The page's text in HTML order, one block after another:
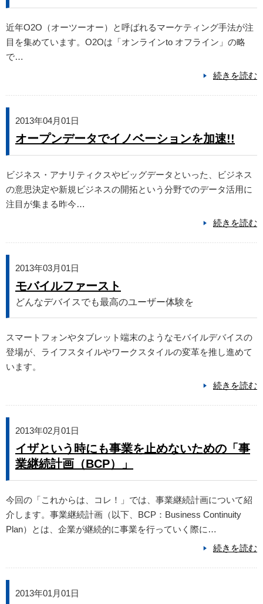
近年O2O（オーツーオー）と呼ばれるマーケティング手法が注
目を集めています。O2Oは「オンラインto オフライン」の略
で…
続きを読む
2013年04月01日
オープンデータでイノベーションを加速!!
ビジネス・アナリティクスやビッグデータといった、ビジネス
の意思決定や新規ビジネスの開拓という分野でのデータ活用に
注目が集まる昨今…
続きを読む
2013年03月01日
モバイルファースト
どんなデバイスでも最高のユーザー体験を
スマートフォンやタブレット端末のようなモバイルデバイスの
登場が、ライフスタイルやワークスタイルの変革を推し進めて
います。
続きを読む
2013年02月01日
イザという時にも事業を止めないための「事
業継続計画（BCP）」
今回の「これからは、コレ！」では、事業継続計画について紹
介します。事業継続計画（以下、BCP：Business Continuity
Plan）とは、企業が継続的に事業を行っていく際に…
続きを読む
2013年01月01日